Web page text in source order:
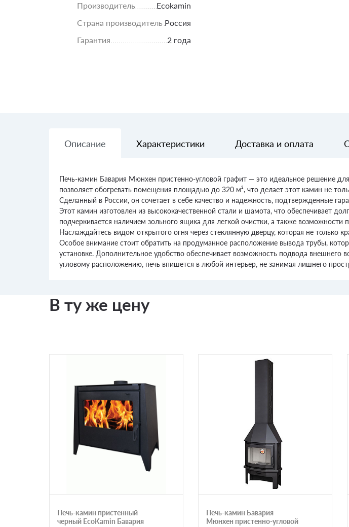
Производитель
Ecokamin
Страна производитель Россия
Гарантия
2 года
Описание Характеристики Доставка и оплата
Печь-камин Бавария Мюнхен пристенно-угловой графит — это идеальное решение
позволяет обогревать помещения площадью до 320 м², что делает этот камин не
Сделанный в России, он сочетает в себе качество и надежность, подтвержденные
Этот камин изготовлен из высококачественной стали и шамота, что обеспечивает
подчеркивается наличием зольного ящика для легкой очистки, а также возможности
Наслаждайтесь видом открытого огня через стеклянную дверцу, которая не только
Особое внимание стоит обратить на продуманное расположение вывода трубы,
установке. Дополнительное удобство обеспечивает возможность подвода внешнего
угловому расположению, печь впишется в любой интерьер, не занимая лишнего
В ту же цену
Печь-камин пристенный
черный EcoKamin Бавария
Печь-камин Бавария
Мюнхен пристенно-угловой